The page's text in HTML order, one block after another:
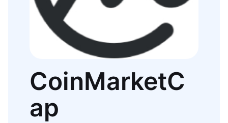
CoinMarketC
ap